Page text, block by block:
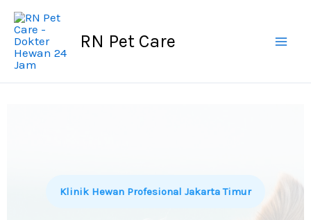
Skip
content
RN Pet Care
Klinik Hewan Profesional Jakarta Timur